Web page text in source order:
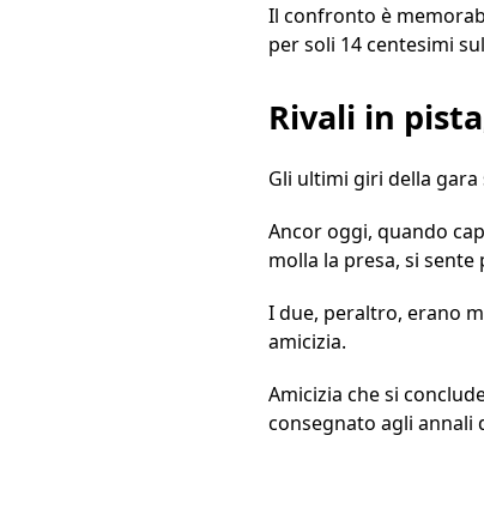
Il confronto è
per soli 14 centesimi
Rivali in
Gli ultimi giri della
Ancor oggi, quando
molla la presa, si
I due, peraltro, erano
amicizia.
Amicizia che si
consegnato agli annali